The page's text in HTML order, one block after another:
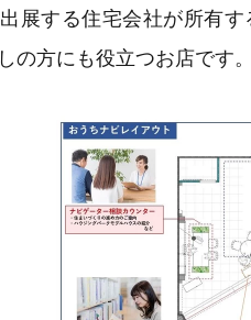
展する住宅会社が所有す
の方にも役立つお店です。